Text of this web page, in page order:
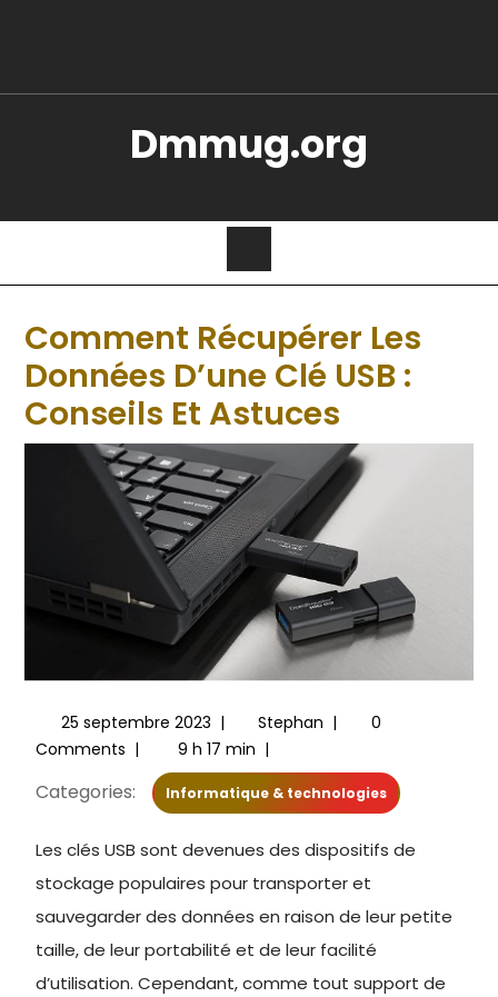
Dmmug.org
Comment Récupérer Les
Données D’une Clé USB :
Conseils Et Astuces
25 septembre 2023 | Stephan |
0
Comments | 9 h 17 min |
Categories: Informatique & technologies
Les clés USB sont devenues des dispositifs de
stockage populaires pour transporter et
sauvegarder des données en raison de leur petite
taille, de leur portabilité et de leur facilité
d’utilisation. Cependant, comme tout support de